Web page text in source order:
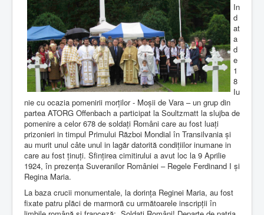
In
d
at
a
d
e
1
8
Iu
nie cu ocazia pomenirii morților - Moșii de Vara – un grup din
partea ATORG Offenbach a participat la Soultzmatt la slujba de
pomenire a celor 678 de soldați Români care au fost luați
prizonieri in timpul Primului Război Mondial în Transilvania și
au murit unul câte unul in lagăr datorită condițiilor inumane in
care au fost ținuți. Sfințirea cimitirului a avut loc la 9 Aprilie
1924, în prezența Suveranilor României – Regele Ferdinand I și
Regina Maria.
La baza crucii monumentale, la dorința Reginei Maria, au fost
fixate patru plăci de marmoră cu următoarele inscripții în